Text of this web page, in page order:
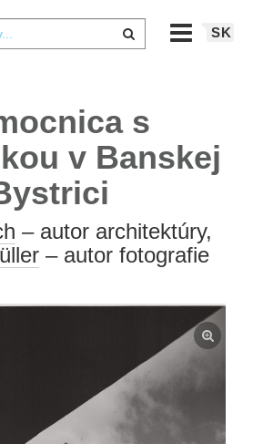
SK
s
v Banskej
– autor architektúry,
– autor fotografie